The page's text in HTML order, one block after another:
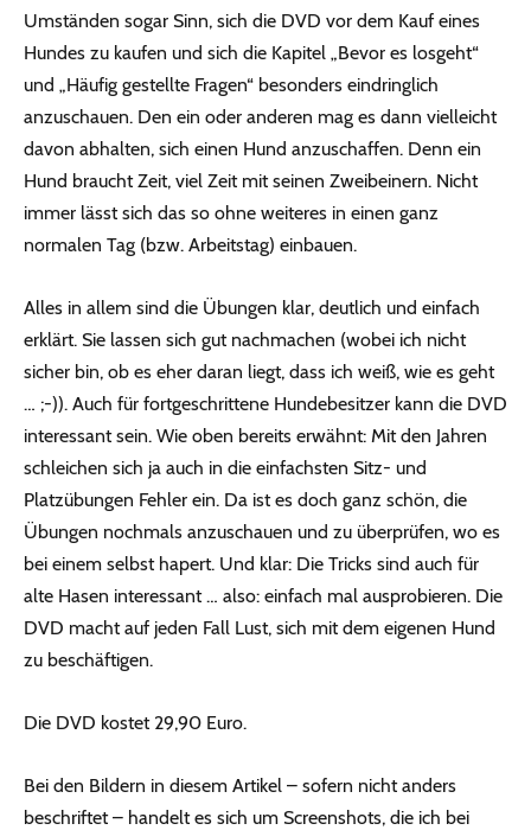
Umständen sogar Sinn, sich die DVD vor dem Kauf eines
Hundes zu kaufen und sich die Kapitel „Bevor es losgeht“
und „Häufig gestellte Fragen“ besonders eindringlich
anzuschauen. Den ein oder anderen mag es dann vielleicht
davon abhalten, sich einen Hund anzuschaffen. Denn ein
Hund braucht Zeit, viel Zeit mit seinen Zweibeinern. Nicht
immer lässt sich das so ohne weiteres in einen ganz
normalen Tag (bzw. Arbeitstag) einbauen.
Alles in allem sind die Übungen klar, deutlich und einfach
erklärt. Sie lassen sich gut nachmachen (wobei ich nicht
sicher bin, ob es eher daran liegt, dass ich weiß, wie es geht
… ;-)). Auch für fortgeschrittene Hundebesitzer kann die DVD
interessant sein. Wie oben bereits erwähnt: Mit den Jahren
schleichen sich ja auch in die einfachsten Sitz- und
Platzübungen Fehler ein. Da ist es doch ganz schön, die
Übungen nochmals anzuschauen und zu überprüfen, wo es
bei einem selbst hapert. Und klar: Die Tricks sind auch für
alte Hasen interessant … also: einfach mal ausprobieren. Die
DVD macht auf jeden Fall Lust, sich mit dem eigenen Hund
zu beschäftigen.
Die DVD kostet 29,90 Euro.
Bei den Bildern in diesem Artikel – sofern nicht anders
beschriftet – handelt es sich um Screenshots, die ich bei